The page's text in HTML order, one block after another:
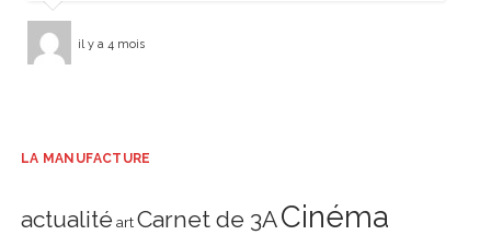
il y a 4 mois
LA MANUFACTURE
actualité art Carnet de 3ACinéma